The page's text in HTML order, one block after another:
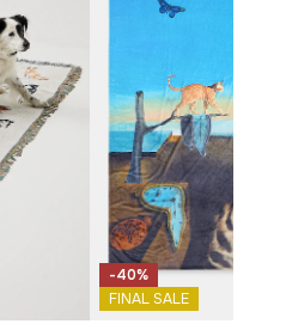
-40%
FINAL SALE